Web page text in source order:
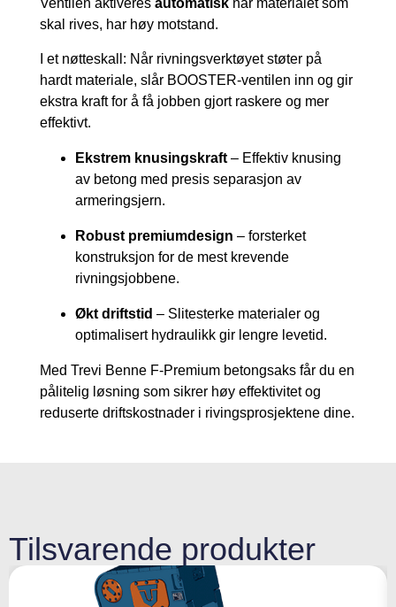
Ventilen aktiveres automatisk når materialet som
skal rives, har høy motstand.
I et nøtteskall: Når rivningsverktøyet støter på
hardt materiale, slår BOOSTER-ventilen inn og gir
ekstra kraft for å få jobben gjort raskere og mer
effektivt.
Ekstrem knusingskraft – Effektiv knusing
av betong med presis separasjon av
armeringsjern.
Robust premiumdesign – forsterket
konstruksjon for de mest krevende
rivningsjobbene.
Økt driftstid – Slitesterke materialer og
optimalisert hydraulikk gir lengre levetid.
Med Trevi Benne F-Premium betongsaks får du en
pålitelig løsning som sikrer høy effektivitet og
reduserte driftskostnader i rivingsprosjektene dine.
Tilsvarende produkter